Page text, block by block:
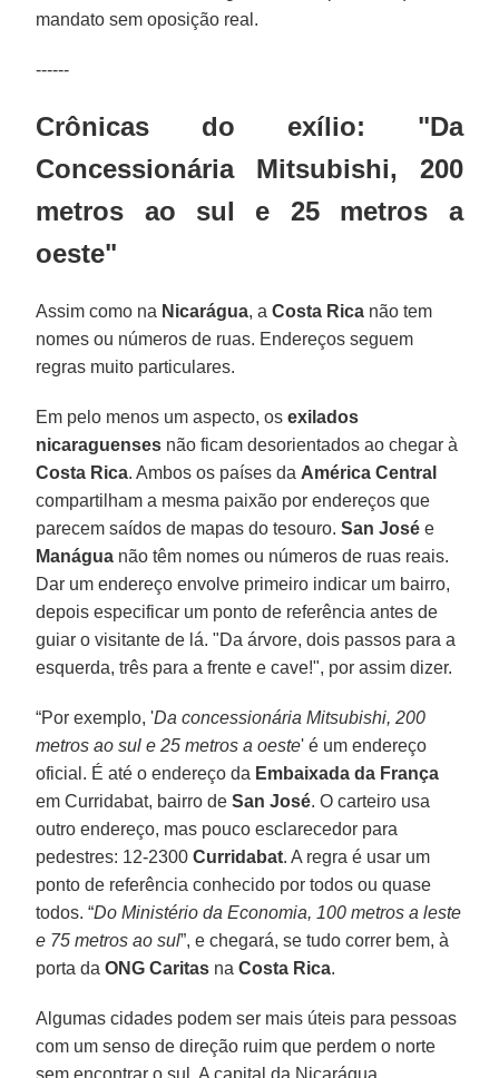
mandato sem oposição real.
------
Crônicas do exílio: "Da
Concessionária Mitsubishi, 200
metros ao sul e 25 metros a
oeste"
Assim como na Nicarágua, aCosta Rica não tem
nomes ou números de ruas. Endereços seguem
regras muito particulares.
Em pelo menos um aspecto, osexilados
nicaraguenses não ficam desorientados ao chegar à
Costa Rica. Ambos os países da América Central
compartilham a mesma paixão por endereços que
parecem saídos de mapas do tesouro.San José e
Manágua não têm nomes ou números de ruas reais.
Dar um endereço envolve primeiro indicar um bairro,
depois especificar um ponto de referência antes de
guiar o visitante de lá. "Da árvore, dois passos para a
esquerda, três para a frente e cave!", por assim dizer.
“Por exemplo, 'Da concessionária Mitsubishi, 200
metros ao sul e 25 metros a oeste' é um endereço
oficial. É até o endereço da Embaixada da França
em Curridabat, bairro deSan José. O carteiro usa
outro endereço, mas pouco esclarecedor para
pedestres: 12-2300Curridabat. A regra é usar um
ponto de referência conhecido por todos ou quase
todos. “Do Ministério da Economia, 100 metros a leste
e 75 metros ao sul”, e chegará, se tudo correr bem, à
porta daONG Caritas naCosta Rica.
Algumas cidades podem ser mais úteis para pessoas
com um senso de direção ruim que perdem o norte
sem encontrar o sul. A capital da Nicarágua,